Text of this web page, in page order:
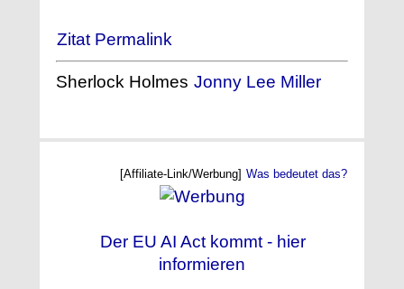
Zitat Permalink
Sherlock Holmes Jonny Lee Miller
[Affiliate-Link/Werbung] Was bedeutet das?
Der EU AI Act kommt - hier
informieren